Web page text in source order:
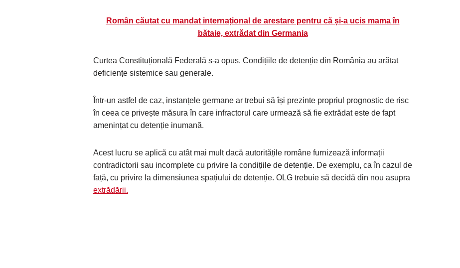
Român căutat cu mandat internațional de arestare pentru că și-a ucis mama în
bătaie, extrădat din Germania
Curtea Constituțională Federală s-a opus. Condițiile de detenție din România au arătat
deficiențe sistemice sau generale.
Într-un astfel de caz, instanțele germane ar trebui să își prezinte propriul prognostic de risc
în ceea ce privește măsura în care infractorul care urmează să fie extrădat este de fapt
amenințat cu detenție inumană.
Acest lucru se aplică cu atât mai mult dacă autoritățile române furnizează informații
contradictorii sau incomplete cu privire la condițiile de detenție. De exemplu, ca în cazul de
față, cu privire la dimensiunea spațiului de detenție. OLG trebuie să decidă din nou asupra
extrădării.